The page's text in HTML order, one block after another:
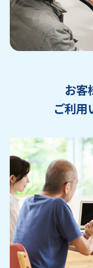
ウェブから1分
かんたん査定見積
お客
ご利用